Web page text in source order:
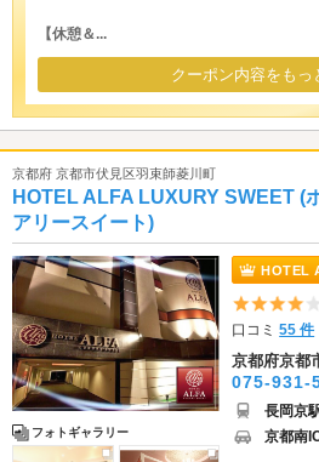
【休憩＆...
クーポン内容をもっ
京都府 京都市伏見区羽束師菱川町
HOTEL ALFA LUXURY SWEET (
アリースイート)
フォトギャラリー
HOTEL
口コミ55 件
京都府京都
075-931-
長岡京
京都南